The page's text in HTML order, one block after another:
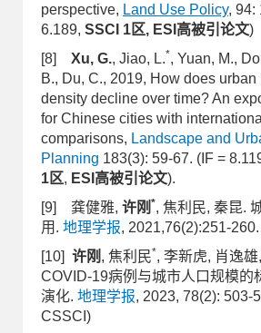
perspective, Land Use Policy, 94:
6.189, SSCI 1区, ESI高被引论文)
[8] Xu, G., Jiao, L.*, Yuan, M.,
B., Du, C., 2019, How does
density decline over time? An
for Chinese cities with
comparisons, Landscape and
Planning 183(3): 59-67. (IF =
1区, ESI高被引论文).
[9] 龚健雅, 许刚 *, 焦利民, 秦昆.
用. 地理学报, 2021,76(2):251-
[10]
许刚 , 焦利民*, 李新虎, 肖逸
COVID-19病例与城市人口规模的
演化. 地理学报, 2023, 78(2): 503-
CSSCI)